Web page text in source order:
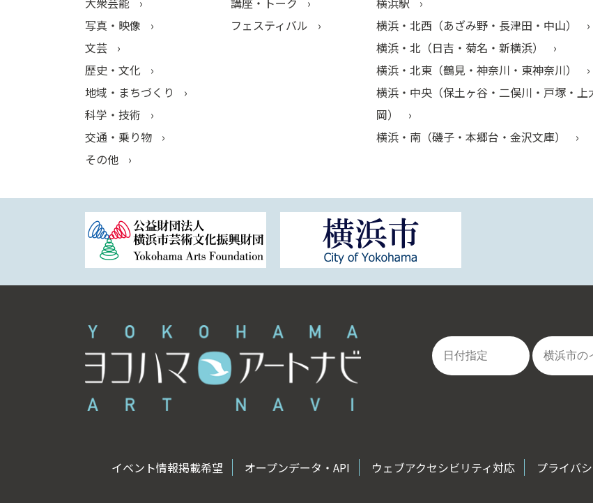
写真・映像
文芸
歴史・文化
地域・まちづくり
科学・技術
交通・乗り物
その他
フェスティバル
横浜・北西（あざみ野・長津田・中山）
横浜・北（日吉・菊名・新横浜）
横浜・北東（鶴見・神奈川・東神奈川）
横浜・中央（保土ヶ谷・二俣川・戸塚・上
岡）
横浜・南（磯子・本郷台・金沢文庫）
イベント情報掲載希望 オープンデータ・API ウェブアクセシビリティ対応 プライバ